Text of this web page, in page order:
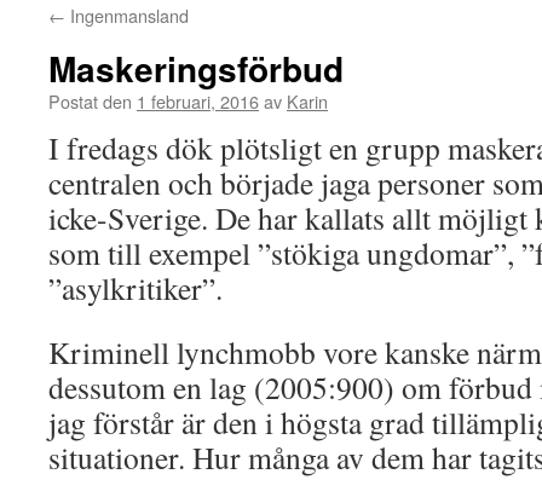
← Ingenmansland
Maskeringsförbud
Postat den 1 februari, 2016av Karin
I fredags dök plötsligt en grupp
centralen och började jaga personer
icke-Sverige. De har kallats allt möjligt
som till exempel ”stökiga ungdomar”,
”asylkritiker”.
Kriminell lynchmobb vore kanske
dessutom en lag (2005:900) om
jag förstår är den i högsta grad
situationer. Hur många av dem har